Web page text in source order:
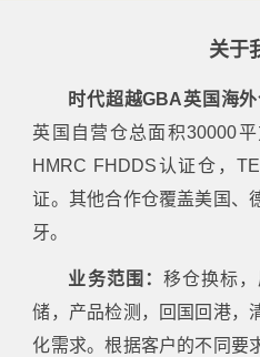
关于
时代超越GBA英国海
英国自营仓总面积30000平
HMRC FHDDS认证仓，
证。其他合作仓覆盖美国、
牙。
业务范围： 移仓换标
储，产品检测，回国回港，
化需求。根据客户的不同要